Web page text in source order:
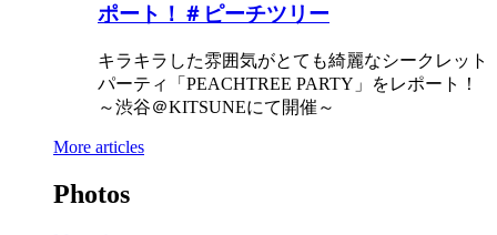
ポート！＃ピーチツリー
キラキラした雰囲気がとても綺麗なシークレット
パーティ「PEACHTREE PARTY」をレポート！
～渋谷＠KITSUNEにて開催～
More articles
Photos